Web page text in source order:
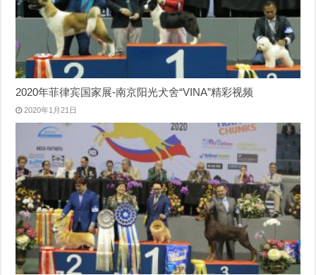
2020年菲律宾国家展-南京阳光犬舍“VINA”精彩视频
2020年1月21日